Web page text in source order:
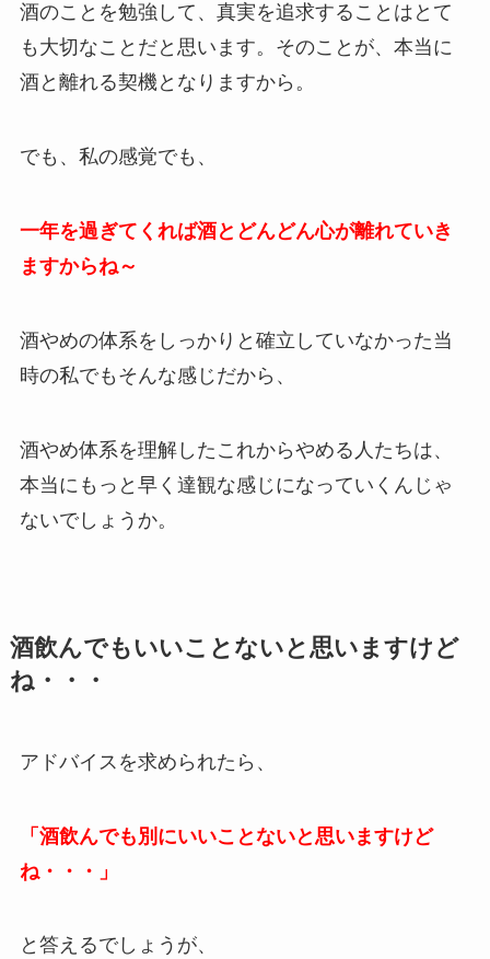
酒のことを勉強して、真実を追求することはとて
も大切なことだと思います。そのことが、本当に
酒と離れる契機となりますから。
でも、私の感覚でも、
一年を過ぎてくれば酒とどんどん心が離れていき
ますからね～
酒やめの体系をしっかりと確立していなかった当
時の私でもそんな感じだから、
酒やめ体系を理解したこれからやめる人たちは、
本当にもっと早く達観な感じになっていくんじゃ
ないでしょうか。
酒飲んでもいいことないと思いますけど
ね・・・
アドバイスを求められたら、
「酒飲んでも別にいいことないと思いますけど
ね・・・」
と答えるでしょうが、